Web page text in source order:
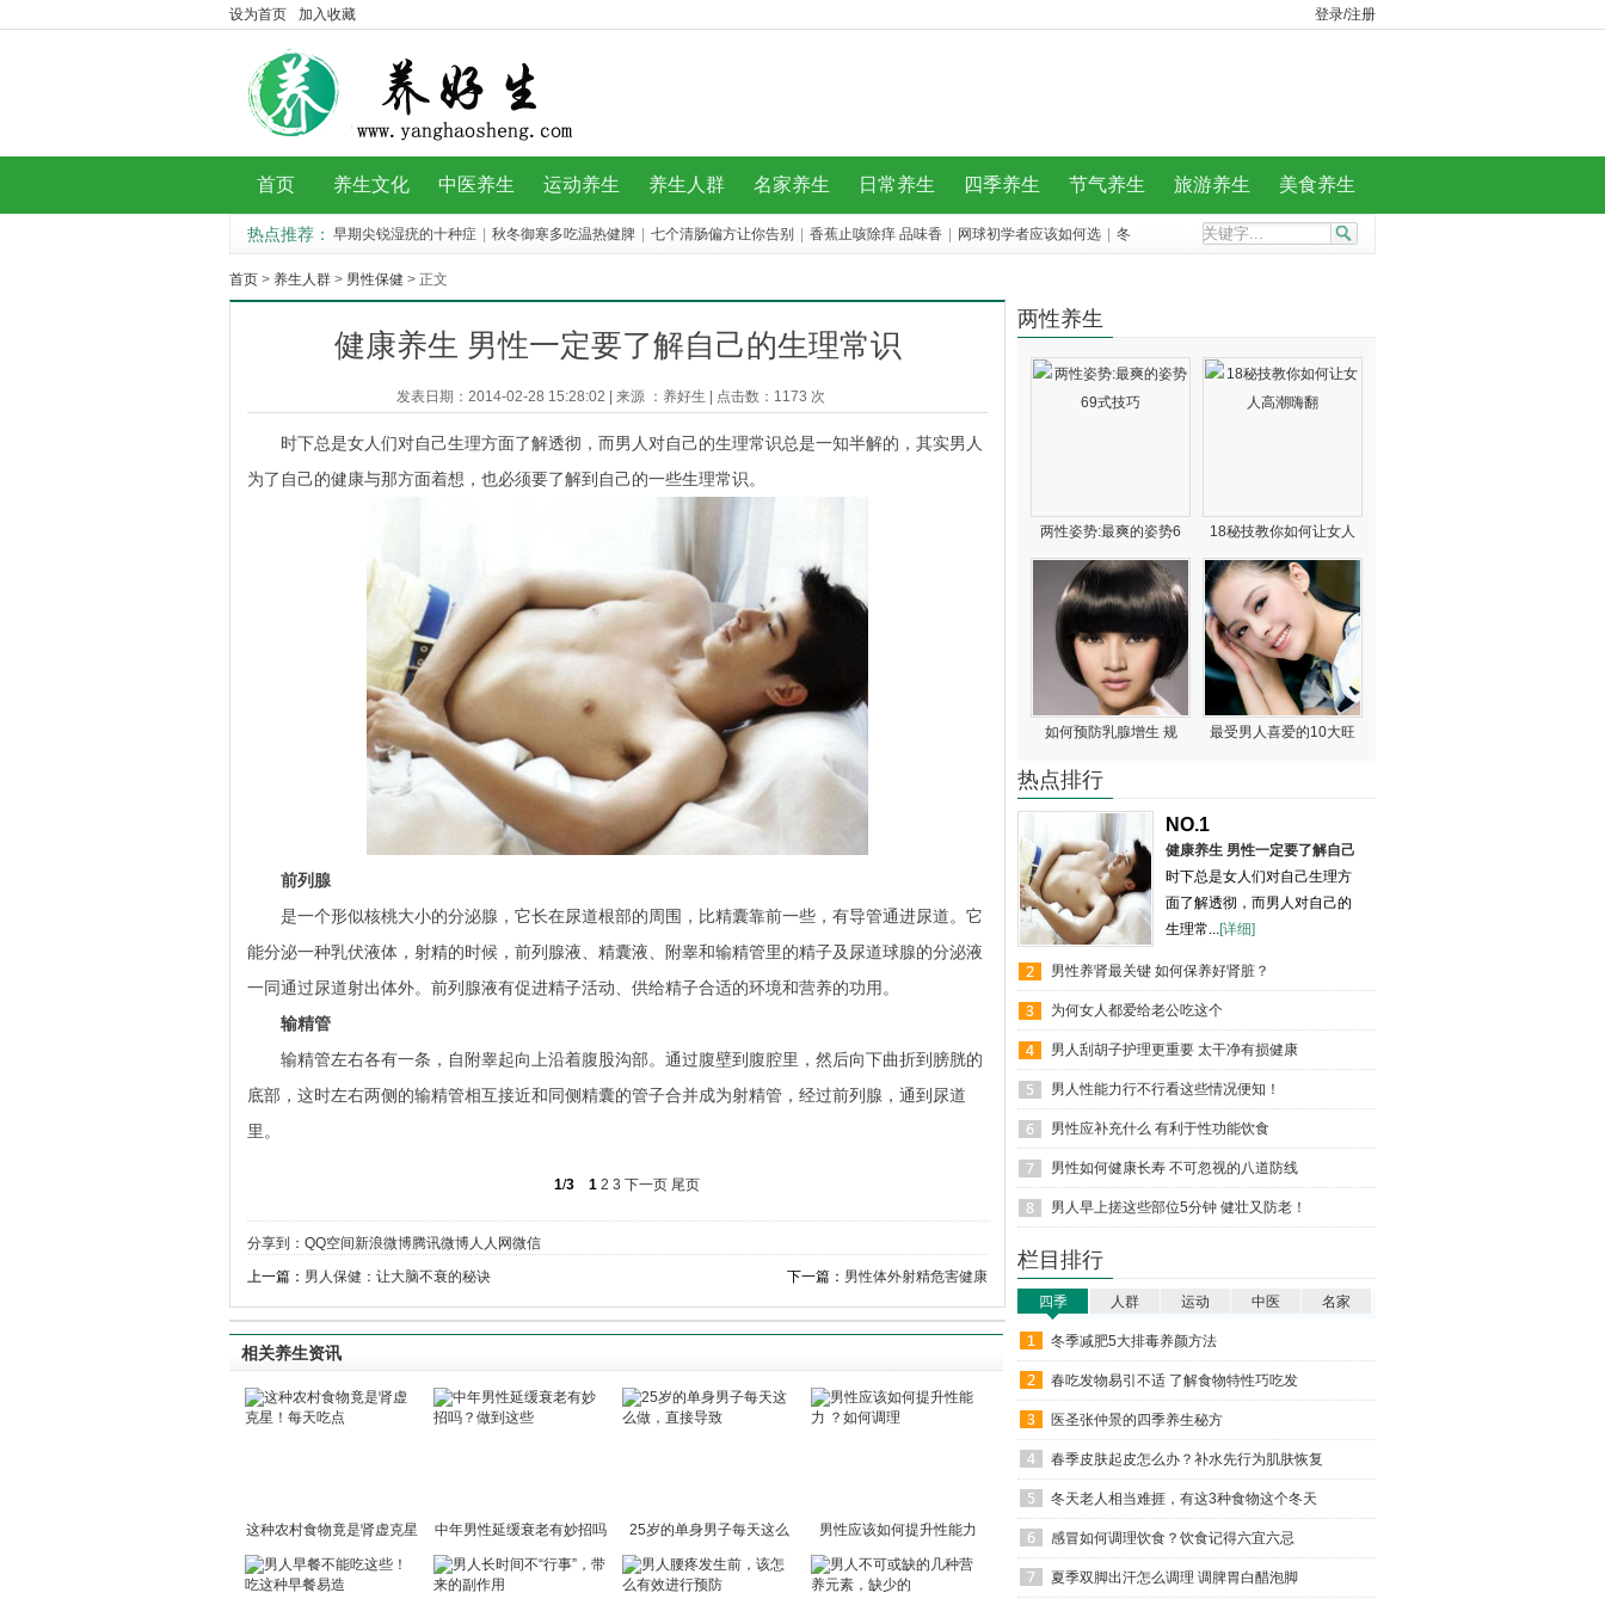
设为首页 加入收藏 登录/注册
首页 养生文化 中医养生 运动养生 养生人群 名家养生 日常养生 四季养生 节气养生 旅游养生 美食养生
热点推荐： 早期尖锐湿疣的十种症 秋冬御寒多吃温热健脾 七个清肠偏方让你告别 香蕉止咳除痒 品味香 网球初学者应该如何选
冬
首页 > 养生人群 > 男性保健 > 正文
健康养生 男性一定要了解自己的生理常识
发表日期：2014-02-28 15:28:02 来源 ： 养好生 点击数： 1173 次
时下总是女人们对自己生理方面了解透彻，而男人对自己的生理常识总是一知半解的，其实男人
为了自己的健康与那方面着想，也必须要了解到自己的一些生理常识。
前列腺
是一个形似核桃大小的分泌腺，它长在尿道根部的周围，比精囊靠前一些，有导管通进尿道。它
能分泌一种乳伏液体，射精的时候，前列腺液、精囊液、附睾和输精管里的精子及尿道球腺的分泌液
一同通过尿道射出体外。前列腺液有促进精子活动、供给精子合适的环境和营养的功用。
输精管
输精管左右各有一条，自附睾起向上沿着腹股沟部。通过腹壁到腹腔里，然后向下曲折到膀胱的
底部，这时左右两侧的输精管相互接近和同侧精囊的管子合并成为射精管，经过前列腺，通到尿道
里。
1/3 1 2 3 下一页 尾页
分享到： QQ空间新浪微博腾讯微博人人网微信
下一篇： 男性体外射精危害健康
上一篇： 男人保健：让大脑不衰的秘诀
相关养生资讯
这种农村食物竟是肾虚克星 中年男性延缓衰老有妙招吗
25岁的单身男子每天这么
做
男性应该如何提升性能力
？
两性养生
两性姿势:最爽的姿势6 18秘技教你如何让女人
如何预防乳腺增生 规 最受男人喜爱的10大旺
热点排行
NO.1
健康养生 男性一定要了解自己
的生理常
时下总是女人们对自己生理方
面了解透彻，而男人对自己的
生理常...[详细]
男性养肾最关键 如何保养好肾脏？
为何女人都爱给老公吃这个
男人刮胡子护理更重要 太干净有损健康
男人性能力行不行看这些情况便知！
男性应补充什么 有利于性功能饮食
男性如何健康长寿 不可忽视的八道防线
男人早上搓这些部位5分钟 健壮又防老！
栏目排行
四季 人群 运动 中医 名家
冬季减肥5大排毒养颜方法
春吃发物易引不适 了解食物特性巧吃发
医圣张仲景的四季养生秘方
春季皮肤起皮怎么办？补水先行为肌肤恢复
冬天老人相当难捱，有这3种食物这个冬天
感冒如何调理饮食？饮食记得六宜六忌
夏季双脚出汗怎么调理 调脾胃白醋泡脚